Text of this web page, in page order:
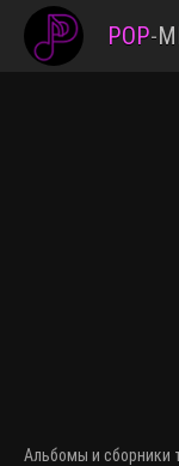
POP-
Альбомы и сборники